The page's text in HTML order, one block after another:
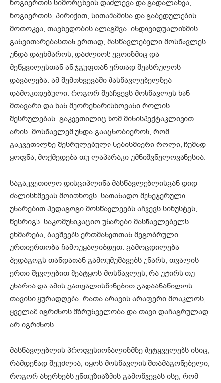
ზოგიერთის სიმორცხვის დაძლევა და გადალახვა,
ზოგიერთის, პირიქით, სითამამისა და გაბედულების
მოთოკვა, თავხედობის ალაგმვა. ინდივიდუალიზმის
განვითარებასთან ერთად, მასწავლებელი მოსწავლეს
უნდა დაეხმაროს, დაძლიოს ეგოიზმიც და
მეწყვილესთან ან ჯგუფთან ერთად შეასრულოს
დავალება. ამ შემთხვევაში მასწავლებელზეა
დამოკიდებული, როგორ შეაჩვევს მოსწავლეს ხან
მთავარი და ხან მეორეხარისხოვანი როლის
შესრულებას. გაკვეთილიც ხომ მინისპექტაკლივით
არის. მოსწავლემ უნდა გააცნობიეროს, რომ
გაკვეთილზე შესრულებული ნებისმიერი როლი, ჩუმად
ყოფნა, მოქმედება თუ ლაპარაკი უმნიშვნელოვანესია.
საგაკვეთილო დისციპლინა მასწავლებლისგან დიდ
ძალისხმევას მოითხოვს. სათანადო მენეჯერული
უნარებით პედაგოგი მოსწავლეებს აჩვევს სიზუსტეს,
წესრიგს. საკომუნიკაციო უნარები მასწავლებელს
ეხმარება, ბავშვებს ერთმანეთთან მეგობრული
ურთიერთობა ჩამოუყალიბდეთ. გამოცდილება
პედაგოგს თანდათან გამოუმუშავებს უნარს, თვალის
ერთი შევლებით შეატყოს მოსწავლეს, რა უჭირს თუ
უხარია და ამის გათვალისწინებით გადაანაწილოს
თავისი ყურადღება, რათა არავის არაფერი მოაკლოს,
ყველამ იგრძნოს მზრუნველობა და თავი დაჩაგრულად
არ იგრძნოს.
მასწავლებლის პროფესიონალიზმზე მეტყველებს ისიც,
რამდენად შეუძლია, იყოს მოსწავლის შთამაგონებელი,
როგორ ახერხებს ენთუზიაზმის გამოწვევას ისე, რომ